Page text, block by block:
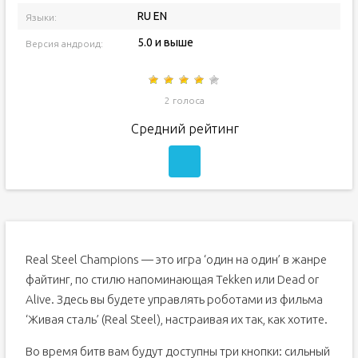
Языки: RU EN
Версия андроид: 5.0 и выше
2 голоса
Средний рейтинг
Real Steel Champions — это игра ‘один на один’ в жанре
файтинг, по стилю напоминающая Tekken или Dead or
Alive. Здесь вы будете управлять роботами из фильма
‘Живая сталь’ (Real Steel), настраивая их так, как хотите.
Во время битв вам будут доступны три кнопки: сильный